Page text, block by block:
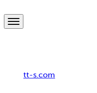
tt-s.com